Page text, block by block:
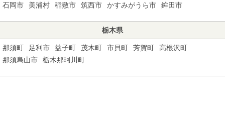
石岡市
美浦村 稲敷市 筑西市 かすみがうら市 鉾田市
栃木県
那須町 足利市 益子町 茂木町 市貝町 芳賀町
高根沢町
那須烏山市
栃木那珂川町